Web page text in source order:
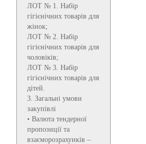
ЛОТ № 1. Набір
гігієнічних товарів для
жінок;
ЛОТ № 2. Набір
гігієнічних товарів для
чоловіків;
ЛОТ № 3. Набір
гігієнічних товарів для
дітей.
3. Загальні умови
закупівлі
• Валюта тендерної
пропозиції та
взаєморозрахунків –